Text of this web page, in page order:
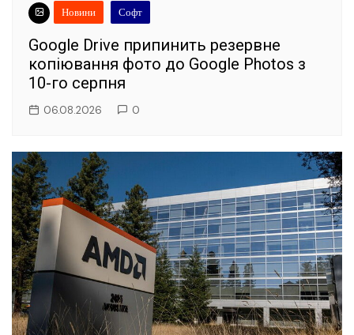
Новини Софт
Google Drive припинить резервне
копіювання фото до Google Photos з
10-го серпня
06.08.2026 0